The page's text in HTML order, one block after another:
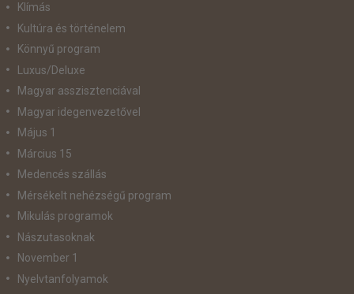
Klímás
Kultúra és történelem
Könnyű program
Luxus/Deluxe
Magyar asszisztenciával
Magyar idegenvezetővel
Május 1
Március 15
Medencés szállás
Mérsékelt nehézségű program
Mikulás programok
Nászutasoknak
November 1
Nyelvtanfolyamok